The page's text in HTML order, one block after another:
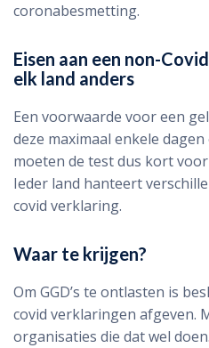
coronabesmetting.
Eisen aan een non-
elk land anders
Een voorwaarde voor een
deze maximaal enkele
moeten de test dus kort
Ieder land hanteert
covid verklaring.
Waar te krijgen?
Om GGD’s te ontlasten is
covid verklaringen afgeven.
organisaties die dat wel